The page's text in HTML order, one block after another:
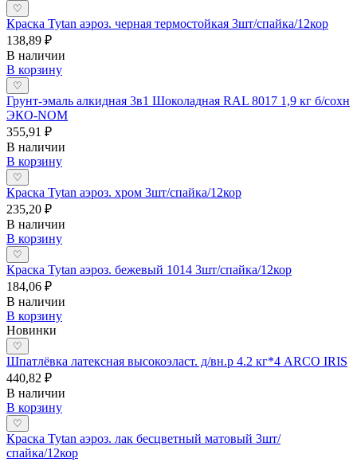
♡
Краска Tytan аэроз. черная термостойкая 3шт/спайка/12кор
138,89 ₽
В наличии
В корзину
♡
Грунт-эмаль алкидная 3в1 Шоколадная RAL 8017 1,9 кг б/сохн
ЭКО-NOM
355,91 ₽
В наличии
В корзину
♡
Краска Tytan аэроз. хром 3шт/спайка/12кор
235,20 ₽
В наличии
В корзину
♡
Краска Tytan аэроз. бежевый 1014 3шт/спайка/12кор
184,06 ₽
В наличии
В корзину
Новинки
♡
Шпатлёвка латексная высокоэласт. д/вн.р 4.2 кг*4 ARCO IRIS
440,82 ₽
В наличии
В корзину
♡
Краска Tytan аэроз. лак бесцветный матовый 3шт/
спайка/12кор